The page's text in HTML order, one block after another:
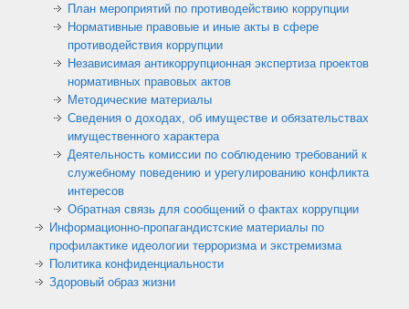
План мероприятий по противодействию коррупции
Нормативные правовые и иные акты в сфере
противодействия коррупции
Независимая антикоррупционная экспертиза проектов
нормативных правовых актов
Методические материалы
Сведения о доходах, об имуществе и обязательствах
имущественного характера
Деятельность комиссии по соблюдению требований к
служебному поведению и урегулированию конфликта
интересов
Обратная связь для сообщений о фактах коррупции
Информационно-пропагандистские материалы по
профилактике идеологии терроризма и экстремизма
Политика конфиденциальности
Здоровый образ жизни